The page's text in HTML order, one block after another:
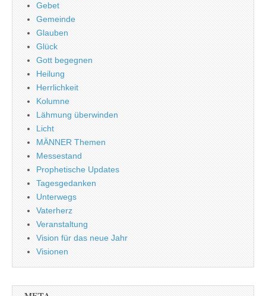
Gebet
Gemeinde
Glauben
Glück
Gott begegnen
Heilung
Herrlichkeit
Kolumne
Lähmung überwinden
Licht
MÄNNER Themen
Messestand
Prophetische Updates
Tagesgedanken
Unterwegs
Vaterherz
Veranstaltung
Vision für das neue Jahr
Visionen